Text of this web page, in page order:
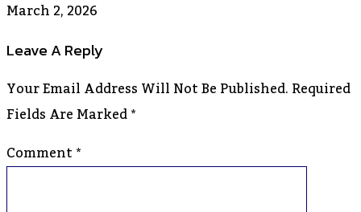
March 2, 2026
Leave A Reply
Your Email Address Will Not Be Published.Required
Fields Are Marked*
Comment*